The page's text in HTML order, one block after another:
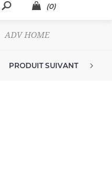
(0)
ADV HOME
PRODUIT SUIVANT